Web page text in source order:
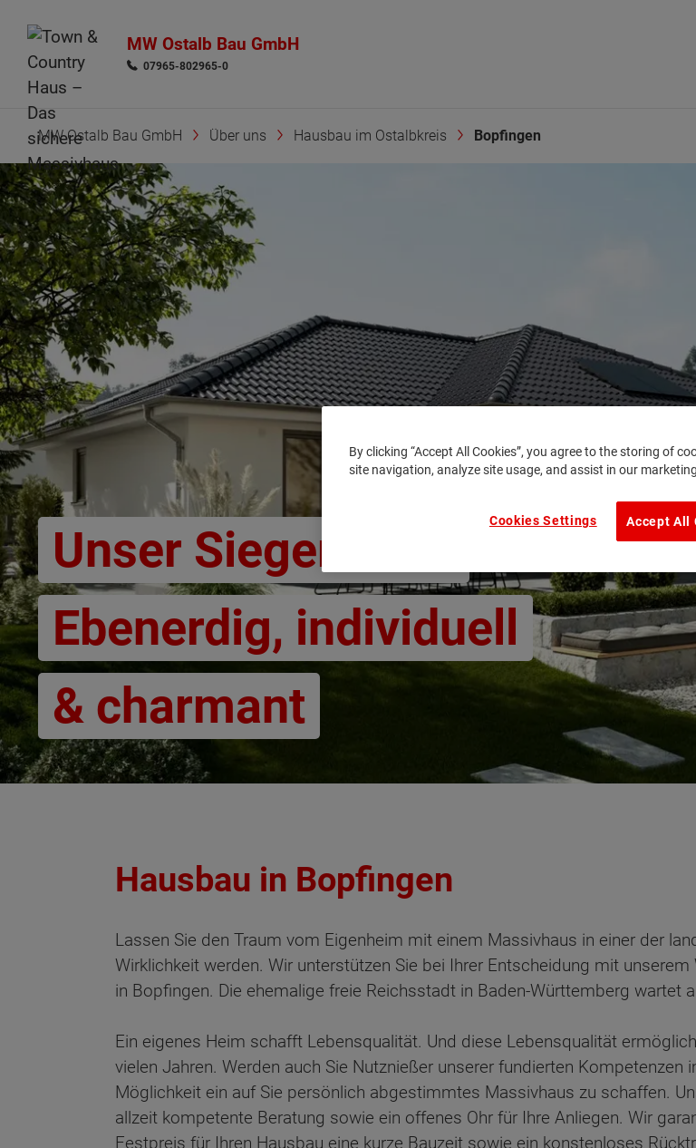
MW Ostalb Bau GmbH
07965-802965-0
MW Ostalb Bau GmbH Über uns Hausbau im Ostalbkreis Bopfingen
Unser Siegerhaus:
Ebenerdig, individuell
& charmant
Hausbau in Bopfingen
Lassen Sie den Traum vom Eigenheim mit einem Massivhaus in einer der
Wirklichkeit werden. Wir unterstützen Sie bei Ihrer Entscheidung mit
in Bopfingen. Die ehemalige freie Reichsstadt in Baden-Württemberg wartet
Ein eigenes Heim schafft Lebensqualität. Und diese Lebensqualität
vielen Jahren. Werden auch Sie Nutznießer unserer fundierten
Möglichkeit ein auf Sie persönlich abgestimmtes Massivhaus zu schaffen.
allzeit kompetente Beratung sowie ein offenes Ohr für Ihre Anliegen. Wir
Festpreis für Ihren Hausbau eine kurze Bauzeit sowie ein konstenloses
By clicking “Accept All Cookies”, you agree to the storing of
site navigation, analyze site usage, and assist in our
Accept All
Cookies Settings